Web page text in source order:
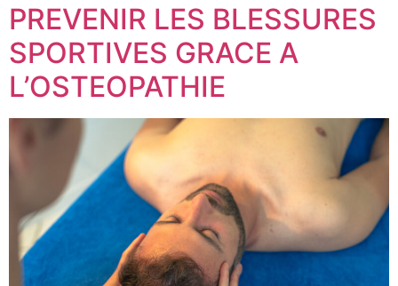
PREVENIR LES BLESSURES
SPORTIVES GRACE A
L’OSTEOPATHIE